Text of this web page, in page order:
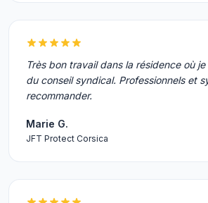
Très bon travail dans la résidence où
du conseil syndical. Professionnels et
recommander.
Marie G.
JFT Protect Corsica